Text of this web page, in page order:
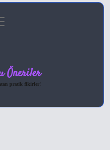
Öneriler
pratik fikirler!